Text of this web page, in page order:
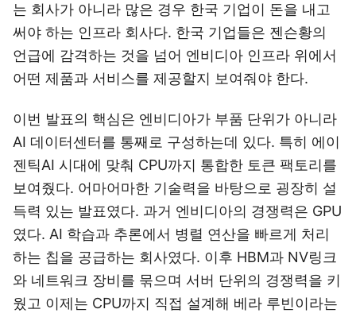
는 회사가 아니라 많은 경우 한국 기업이 돈을 내고
써야 하는 인프라 회사다. 한국 기업들은 젠슨황의
언급에 감격하는 것을 넘어 엔비디아 인프라 위에서
어떤 제품과 서비스를 제공할지 보여줘야 한다.
이번 발표의 핵심은 엔비디아가 부품 단위가 아니라
AI 데이터센터를 통째로 구성하는데 있다. 특히 에이
젠틱AI 시대에 맞춰 CPU까지 통합한 토큰 팩토리를
보여줬다. 어마어마한 기술력을 바탕으로 굉장히 설
득력 있는 발표였다. 과거 엔비디아의 경쟁력은 GPU
였다. AI 학습과 추론에서 병렬 연산을 빠르게 처리
하는 칩을 공급하는 회사였다. 이후 HBM과 NV링크
와 네트워크 장비를 묶으며 서버 단위의 경쟁력을 키
웠고 이제는 CPU까지 직접 설계해 베라 루빈이라는